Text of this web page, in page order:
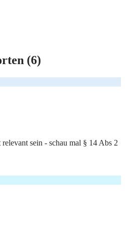
(6)
sein - schau mal § 14 Abs 2